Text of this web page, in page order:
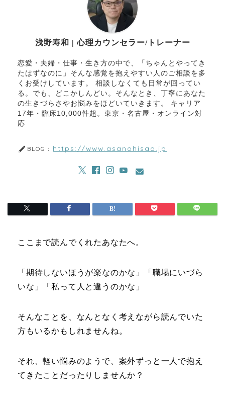
浅野寿和 | 心理カウンセラー/トレーナー
恋愛・夫婦・仕事・生き方の中で、「ちゃんとやってき
たはずなのに」そんな感覚を抱えやすい人のご相談を多
くお受けしています。 相談しなくても日常が回ってい
る。でも、どこかしんどい。そんなとき、丁寧にあなた
の生きづらさやお悩みをほどいていきます。 キャリア
17年・臨床10,000件超。東京・名古屋・オンライン対
応
BLOG： https://www.asanohisao.jp
ここまで読んでくれたあなたへ。
「期待しないほうが楽なのかな」「職場にいづら
いな」「私って人と違うのかな」
そんなことを、なんとなく考えながら読んでいた
方もいるかもしれませんね。
それ、軽い悩みのようで、案外ずっと一人で抱え
てきたことだったりしませんか？